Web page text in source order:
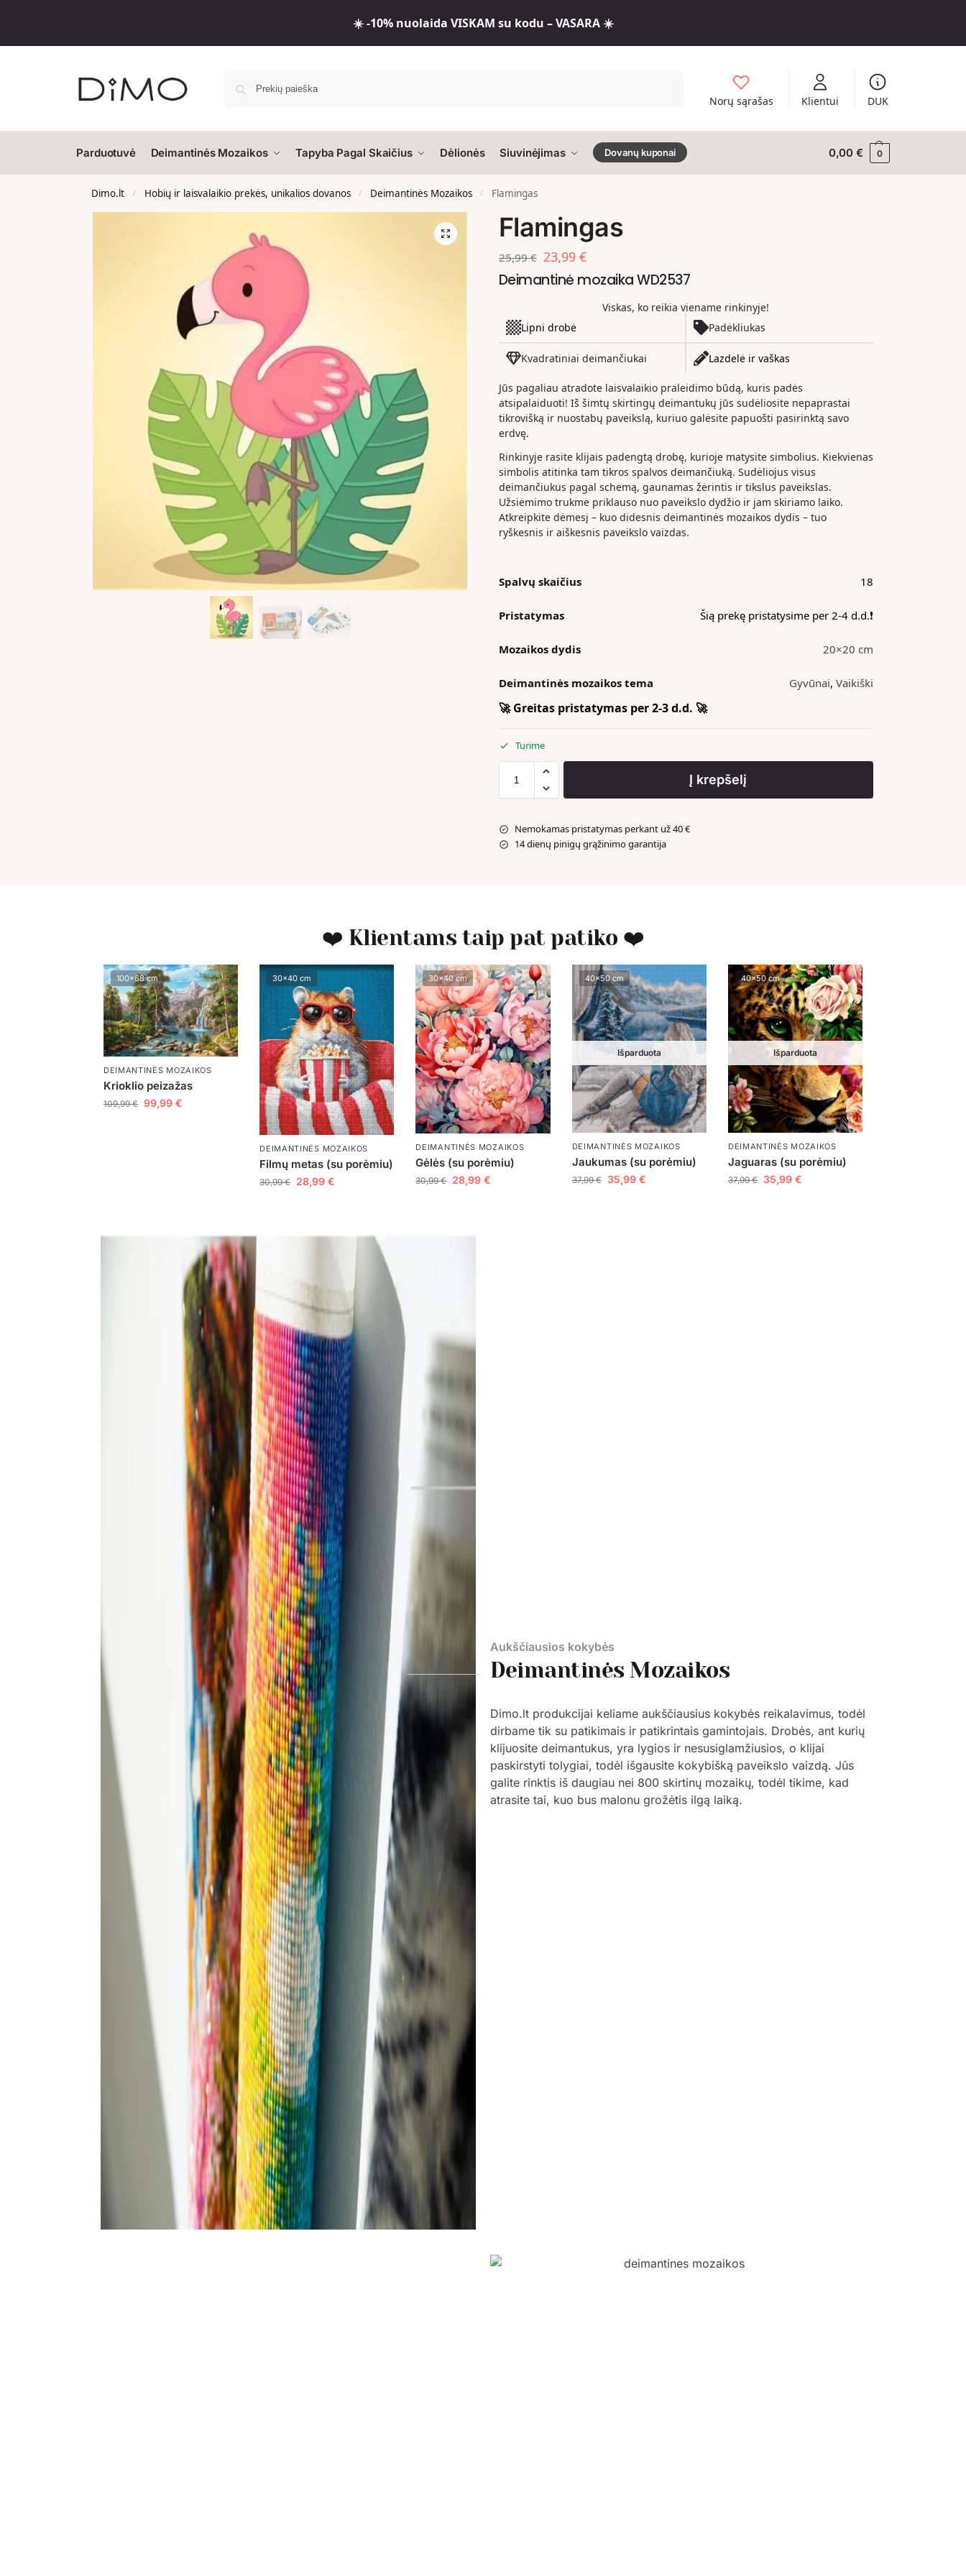
☀️ -10% nuolaida VISKAM su kodu – VASARA ☀️
Norų sąrašas Klientui DUK
Parduotuvė Deimantinės Mozaikos Tapyba Pagal Skaičius Dėlionės Siuvinėjimas Dovanų kuponai 0,00€ 0
Dimo.lt / Hobių ir laisvalaikio prekės, unikalios dovanos / Deimantinės Mozaikos / Flamingas
Flamingas
25,99€ 23,99 €
Deimantinė mozaika WD2537
Viskas, ko reikia viename rinkinyje!
Lipni drobė
Padėkliukas
Kvadratiniai deimančiukai Lazdelė ir vaškas
Jūs pagaliau atradote laisvalaikio praleidimo būdą, kuris padės
atsipalaiduoti! Iš šimtų skirtingų deimantukų jūs sudėliosite nepaprastai
tikrovišką ir nuostabų paveikslą, kuriuo galėsite papuošti pasirinktą savo
erdvę.
Rinkinyje rasite klijais padengtą drobę, kurioje matysite simbolius. Kiekvienas
simbolis atitinka tam tikros spalvos deimančiuką. Sudėliojus visus
deimančiukus pagal schemą, gaunamas žėrintis ir tikslus paveikslas.
Užsiėmimo trukmė priklauso nuo paveikslo dydžio ir jam skiriamo laiko.
Atkreipkite dėmesį – kuo didesnis deimantinės mozaikos dydis – tuo
ryškesnis ir aiškesnis paveikslo vaizdas.
Spalvų skaičius 18
Pristatymas Šią prekę pristatysime per 2-4 d.d.❗️
Mozaikos dydis 20×20 cm
Deimantinės mozaikos tema Gyvūnai, Vaikiški
🚀 Greitas pristatymas per 2-3 d.d. 🚀
Turime
Į krepšelį
Nemokamas pristatymas perkant už 40 €
14 dienų pinigų grąžinimo garantija
❤️ Klientams taip pat patiko ❤️
100x68 cm
DEIMANTINĖS MOZAIKOS
Krioklio peizažas
109,99€ 99,99 €
30x40 cm
DEIMANTINĖS MOZAIKOS
Filmų metas (su porėmiu)
30,99€ 28,99€
30x40 cm
DEIMANTINĖS MOZAIKOS
Gėlės (su porėmiu)
30,99€ 28,99€
40x50 cm
Išparduota
DEIMANTINĖS MOZAIKOS
Jaukumas (su porėmiu)
37,99€ 35,99 €
40x50 cm
Išparduota
DEIMANTINĖS MOZAIKOS
Jaguaras (su porėmiu)
37,99€ 35,99 €
Aukščiausios kokybės
Deimantinės Mozaikos
Dimo.lt produkcijai keliame aukščiausius kokybės reikalavimus, todėl
dirbame tik su patikimais ir patikrintais gamintojais. Drobės, ant kurių
klijuosite deimantukus, yra lygios ir nesusiglamžiusios, o klijai
paskirstyti tolygiai, todėl išgausite kokybišką paveikslo vaizdą. Jūs
galite rinktis iš daugiau nei 800 skirtinų mozaikų, todėl tikime, kad
atrasite tai, kuo bus malonu grožėtis ilgą laiką.